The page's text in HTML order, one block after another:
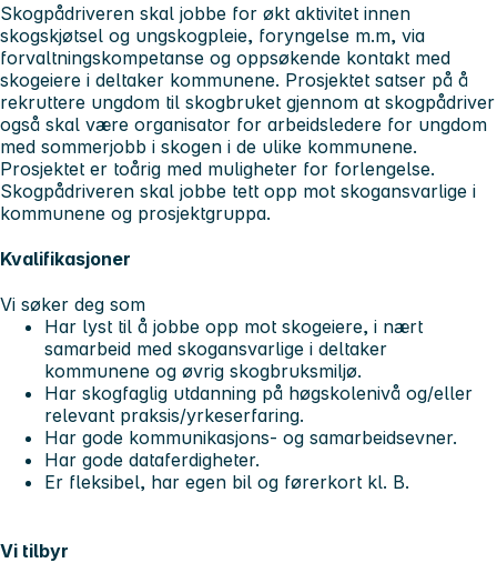
Skogpådriveren skal jobbe for økt aktivitet innen
skogskjøtsel og ungskogpleie, foryngelse m.m, via
forvaltningskompetanse og oppsøkende kontakt med
skogeiere i deltaker kommunene. Prosjektet satser på å
rekruttere ungdom til skogbruket gjennom at skogpådriver
også skal være organisator for arbeidsledere for ungdom
med sommerjobb i skogen i de ulike kommunene.
Prosjektet er toårig med muligheter for forlengelse.
Skogpådriveren skal jobbe tett opp mot skogansvarlige i
kommunene og prosjektgruppa.
Kvalifikasjoner
Vi søker deg som
Har lyst til å jobbe opp mot skogeiere, i nært
samarbeid med skogansvarlige i deltaker
kommunene og øvrig skogbruksmiljø.
Har skogfaglig utdanning på høgskolenivå og/eller
relevant praksis/yrkeserfaring.
Har gode kommunikasjons- og samarbeidsevner.
Har gode dataferdigheter.
Er fleksibel, har egen bil og førerkort kl. B.
Vi tilbyr